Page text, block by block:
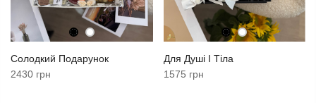
Солодкий Подарунок
2430 грн
Для Душі І Тіла
1575 грн